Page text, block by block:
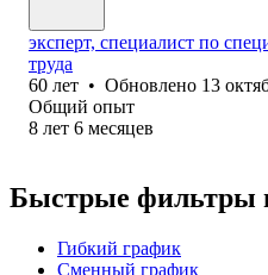
эксперт, специалист по
труда
60 лет • Обновлено 13
Общий опыт
8 лет 6 месяцев
Быстрые фильтры
Гибкий график
Сменный график